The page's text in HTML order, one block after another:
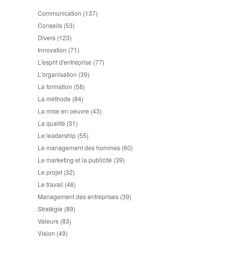
Communication (137)
Conseils (53)
Divers (123)
Innovation (71)
L'esprit d'entreprise (77)
L'organisation (39)
La formation (58)
La méthode (84)
La mise en oeuvre (43)
La qualité (31)
Le leadership (55)
Le management des hommes (60)
Le marketing et la publicité (39)
Le projet (32)
Le travail (46)
Management des entreprises (39)
Stratégie (89)
Valeurs (83)
Vision (49)